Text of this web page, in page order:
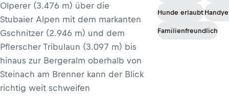
Olperer (3.476 m) über die
Stubaier Alpen mit dem markanten
Gschnitzer (2.946 m) und dem
Pflerscher Tribulaun (3.097 m) bis
hinaus zur Bergeralm oberhalb von
Steinach am Brenner kann der Blick
richtig weit schweifen
Hunde erlaubt
Familienfreundlich